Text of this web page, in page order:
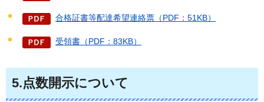
合格証書等配達希望連絡票（PDF：51KB）
受領書（PDF：83KB）
5.点数開示について